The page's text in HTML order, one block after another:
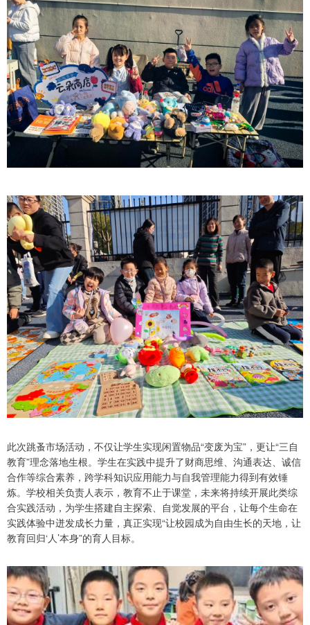
此次跳蚤市场活动，不仅让学生实现闲置物品“变废为宝”，更让“三自
教育”理念落地生根。学生在实践中提升了财商思维、沟通表达、诚信
合作等综合素养，跨学科知识应用能力与自我管理能力得到有效锤
炼。学校相关负责人表示，教育不止于课堂，未来将持续开展此类综
合实践活动，为学生搭建自主探索、自觉发展的平台，让每个生命在
实践体验中迸发成长力量，真正实现“让校园成为自由生长的天地，让
教育回归‘人’本身”的育人目标。